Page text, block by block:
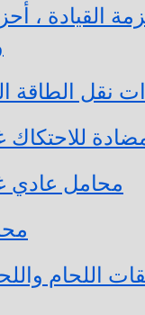
القيادة ،
نقل الطاقة
للاحتكاك
محامل عادي
اللحام